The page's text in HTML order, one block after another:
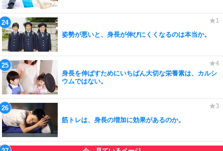
姿勢が悪いと、身長が伸びにくくなるのは本当か。
身長を伸ばすためにいちばん大切な栄養素は、カルシ
ウムではない。
筋トレは、身長の増加に効果があるのか。